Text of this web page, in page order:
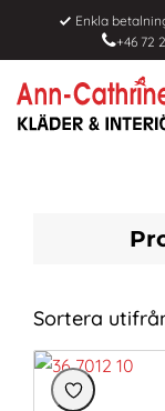
+46 72
Enkla
Sortera